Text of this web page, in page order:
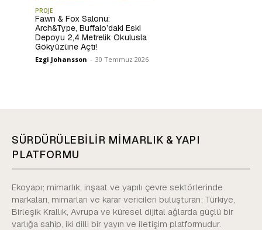
PROJE
Fawn & Fox Salonu:
Arch&Type, Buffalo’daki Eski
Depoyu 2,4 Metrelik Okulusla
Gökyüzüne Açtı!
Ezgi Johansson - 30 Temmuz 2026
SÜRDÜRÜLEBİLİR MİMARLIK & YAPI
PLATFORMU
Ekoyapı; mimarlık, inşaat ve yapılı çevre sektörlerinde
markaları, mimarları ve karar vericileri buluşturan; Türkiye,
Birleşik Krallık, Avrupa ve küresel dijital ağlarda güçlü bir
varlığa sahip, iki dilli bir yayın ve iletişim platformudur.